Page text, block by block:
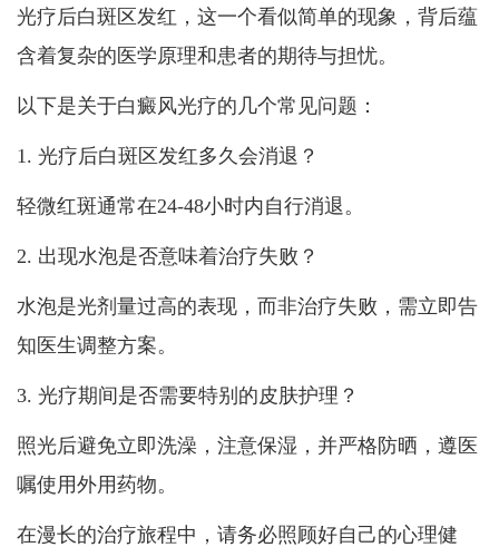
光疗后白斑区发红，这一个看似简单的现象，背后蕴
含着复杂的医学原理和患者的期待与担忧。
以下是关于白癜风光疗的几个常见问题：
1. 光疗后白斑区发红多久会消退？
轻微红斑通常在24-48小时内自行消退。
2. 出现水泡是否意味着治疗失败？
水泡是光剂量过高的表现，而非治疗失败，需立即告
知医生调整方案。
3. 光疗期间是否需要特别的皮肤护理？
照光后避免立即洗澡，注意保湿，并严格防晒，遵医
嘱使用外用药物。
在漫长的治疗旅程中，请务必照顾好自己的心理健